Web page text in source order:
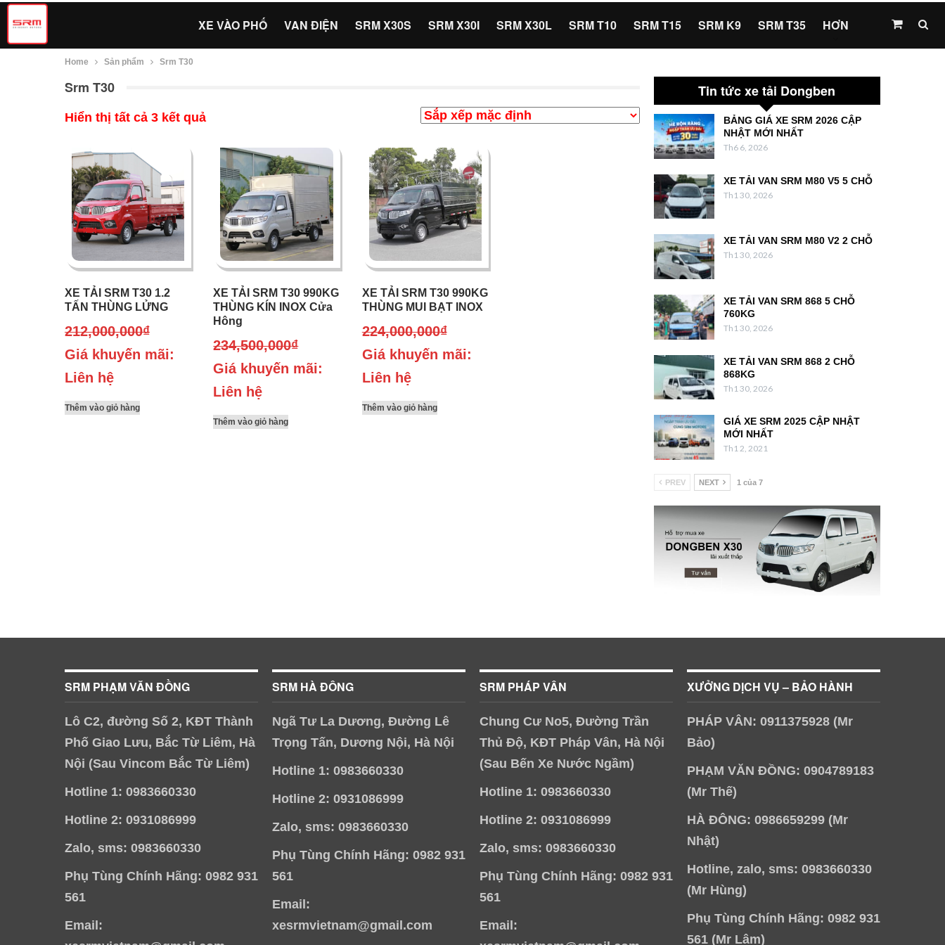
XE VÀO PHỐ VAN ĐIỆN SRM X30S SRM X30I SRM X30L SRM T10 SRM T15 SRM K9 SRM T35 HƠN
Home Sản phẩm Srm T30
Srm T30
Hiển thị tất cả 3 kết quả
XE TẢI SRM T30 1.2
TẤN THÙNG LỬNG
212,000,000₫
Giá khuyến mãi:
Liên hệ
Thêm vào giỏ hàng
XE TẢI SRM T30 990KG
THÙNG KÍN INOX Cửa
Hông
234,500,000₫
Giá khuyến mãi:
Liên hệ
Thêm vào giỏ hàng
XE TẢI SRM T30 990KG
THÙNG MUI BẠT INOX
224,000,000₫
Giá khuyến mãi:
Liên hệ
Thêm vào giỏ hàng
Tin tức xe tải Dongben
BẢNG GIÁ XE SRM 2026 CẬP
NHẬT MỚI NHẤT
Th6 6, 2026
XE TẢI VAN SRM M80 V5 5 CHỖ
Th1 30, 2026
XE TẢI VAN SRM M80 V2 2 CHỖ
Th1 30, 2026
XE TẢI VAN SRM 868 5 CHỖ
760KG
Th1 30, 2026
XE TẢI VAN SRM 868 2 CHỖ
868KG
Th1 30, 2026
GIÁ XE SRM 2025 CẬP NHẬT
MỚI NHẤT
Th1 2, 2021
PREV NEXT 1 của 7
SRM PHẠM VĂN ĐỒNG
Lô C2, đường Số 2, KĐT Thành
Phố Giao Lưu, Bắc Từ Liêm, Hà
Nội (Sau Vincom Bắc Từ Liêm)
Hotline 1: 0983660330
Hotline 2: 0931086999
Zalo, sms: 0983660330
Phụ Tùng Chính Hãng: 0982 931
561
Email:
SRM HÀ ĐÔNG
Ngã Tư La Dương, Đường Lê
Trọng Tấn, Dương Nội, Hà Nội
Hotline 1: 0983660330
Hotline 2: 0931086999
Zalo, sms: 0983660330
Phụ Tùng Chính Hãng: 0982 931
561
Email:
xesrmvietnam@gmail.com
SRM PHÁP VÂN
Chung Cư No5, Đường Trần
Thủ Độ, KĐT Pháp Vân, Hà Nội
(Sau Bến Xe Nước Ngầm)
Hotline 1: 0983660330
Hotline 2: 0931086999
Zalo, sms: 0983660330
Phụ Tùng Chính Hãng: 0982 931
561
Email:
XƯỞNG DỊCH VỤ – BẢO HÀNH
PHÁP VÂN: 0911375928 (Mr
Bảo)
PHẠM VĂN ĐỒNG: 0904789183
(Mr Thế)
HÀ ĐÔNG: 0986659299 (Mr
Nhật)
Hotline, zalo, sms: 0983660330
(Mr Hùng)
Phụ Tùng Chính Hãng: 0982 931
561 (Mr Lâm)